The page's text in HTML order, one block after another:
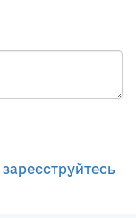
зареєструйтесь